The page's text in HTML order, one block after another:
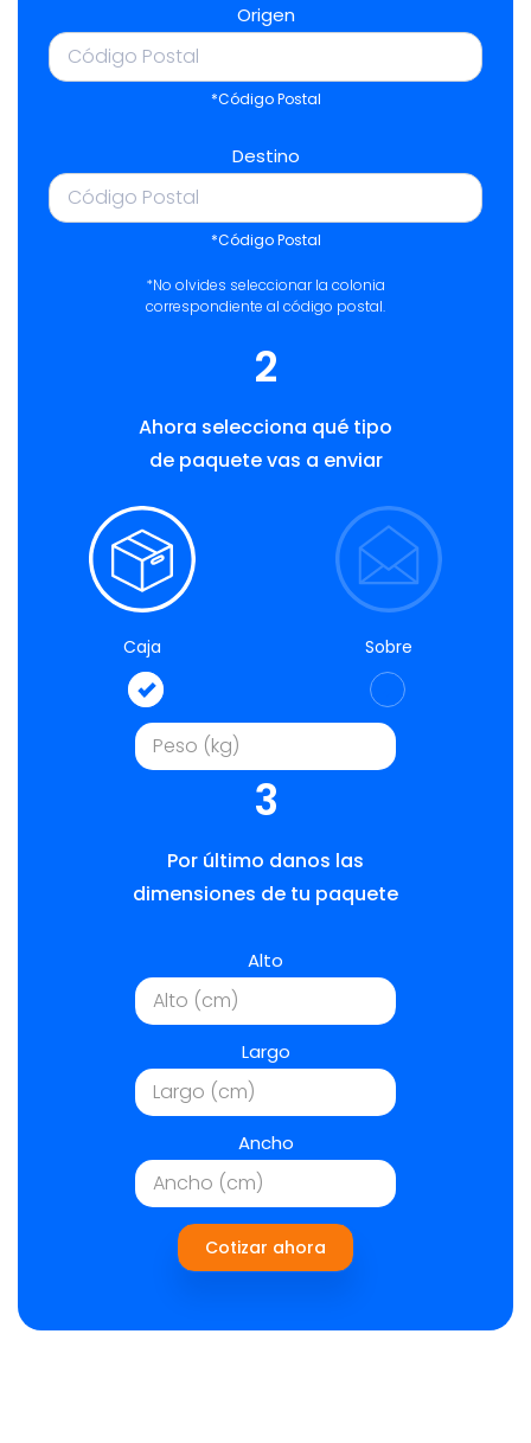
Origen
*Código Postal
Destino
*Código Postal
*No olvides seleccionar la colonia
correspondiente al código postal.
2
Ahora selecciona qué tipo
de paquete vas a enviar
Caja Sobre
3
Por último danos las
dimensiones de tu paquete
Alto
Largo
Ancho
Cotizar ahora